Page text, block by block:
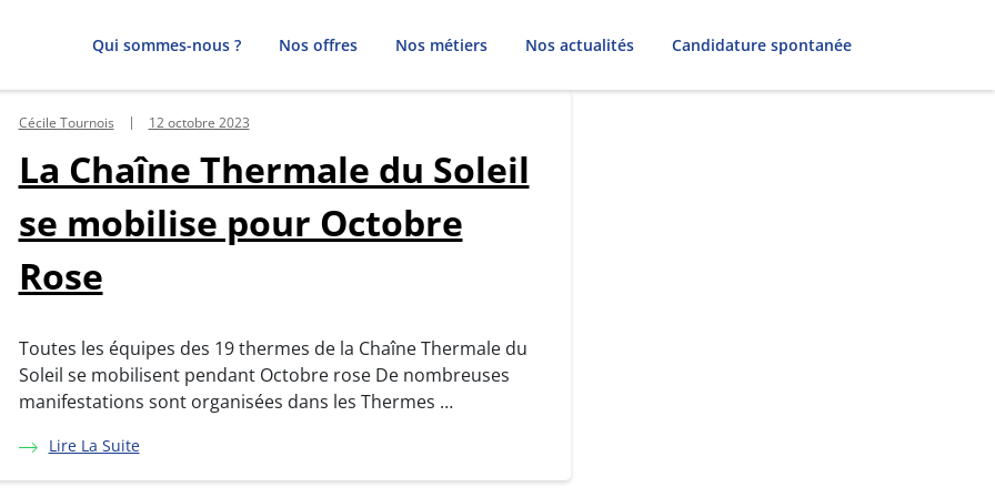
Qui sommes-nous ? Nos offres Nos métiers Nos actualités Candidature spontanée
Cécile Tournois 12 octobre 2023
La Chaîne Thermale du Soleil
se mobilise pour Octobre
Rose
Toutes les équipes des 19 thermes de la Chaîne Thermale du
Soleil se mobilisent pendant Octobre rose De nombreuses
manifestations sont organisées dans les Thermes …
Lire La Suite